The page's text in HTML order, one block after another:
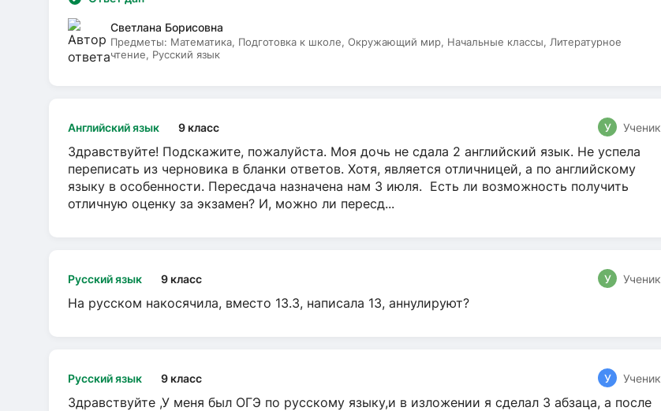
Светлана Борисовна
Предметы: Математика, Подготовка к школе, Окружающий мир, Начальные классы, Литературное
чтение, Русский язык
Английский язык 9 класс У Ученик
Здравствуйте! Подскажите, пожалуйста. Моя дочь не сдала 2 английский язык. Не успела
переписать из черновика в бланки ответов. Хотя, является отличницей, а по английскому
языку в особенности. Пересдача назначена нам 3 июля. Есть ли возможность получить
отличную оценку за экзамен? И, можно ли пересд...
Русский язык 9 класс У Ученик
На русском накосячила, вместо 13.3, написала 13, аннулируют?
Русский язык 9 класс У Ученик
Здравствуйте ,У меня был ОГЭ по русскому языку,и в изложении я сделал 3 абзаца, а после